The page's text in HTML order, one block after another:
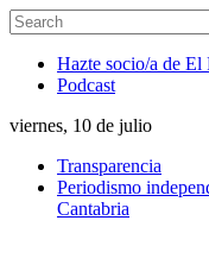
Hazte socio/a de El
Podcast
viernes, 10 de julio
Transparencia
Periodismo
Cantabria